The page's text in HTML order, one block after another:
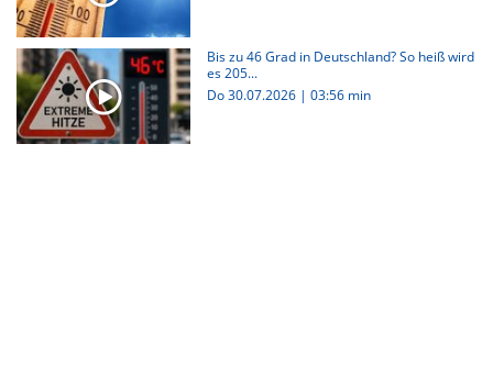
Bis zu 46 Grad in Deutschland? So heiß wird
es 205...
Do 30.07.2026 | 03:56 min